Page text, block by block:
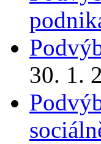
30. 1.